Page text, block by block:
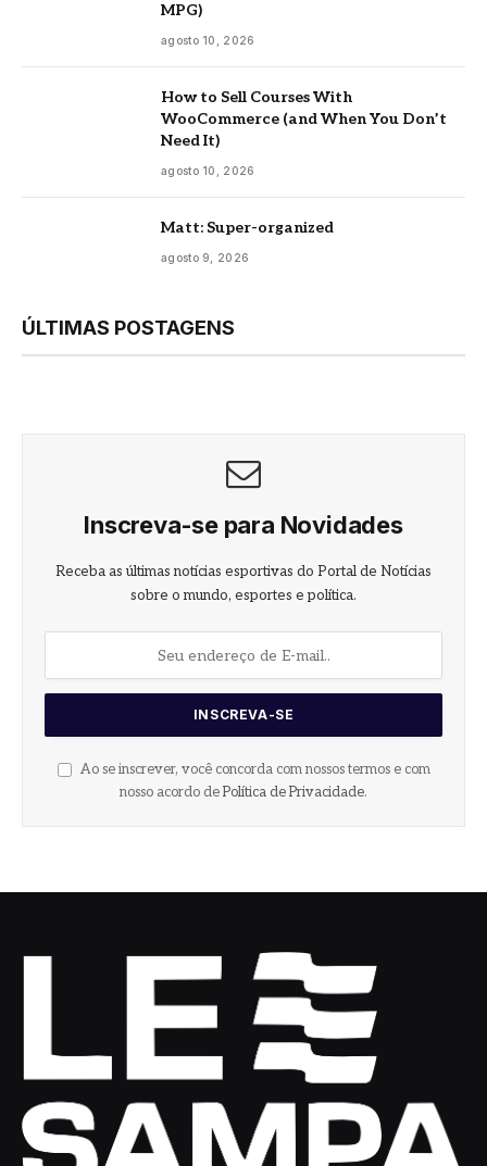
MPG)
agosto 10, 2026
How to Sell Courses With
WooCommerce (and When You Don’t
Need It)
agosto 10, 2026
Matt: Super-organized
agosto 9, 2026
ÚLTIMAS POSTAGENS
Inscreva-se para Novidades
Receba as últimas notícias esportivas do Portal de Notícias
sobre o mundo, esportes e política.
Ao se inscrever, você concorda com nossos termos e com
nosso acordo de Política de Privacidade.